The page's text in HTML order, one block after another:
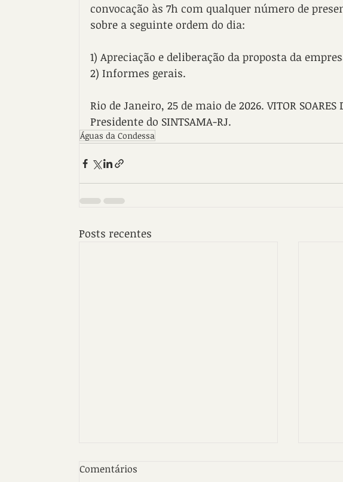
convocação às 7h com qualquer número de
sobre a seguinte ordem do dia:
1) Apreciação e deliberação da proposta da
2) Informes gerais.
Rio de Janeiro, 25 de maio de 2026. VITOR SOARES
Presidente do SINTSAMA-RJ.
Águas da Condessa
Posts recentes
Comentários